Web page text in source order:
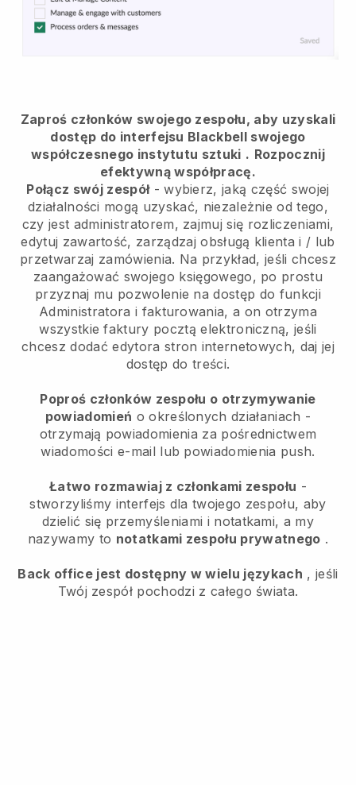
Zaproś członków swojego zespołu, aby uzyskali
dostęp do interfejsu Blackbell swojego
współczesnego instytutu sztuki . Rozpocznij
efektywną współpracę.
Połącz swój zespół- wybierz, jaką część swojej
działalności mogą uzyskać, niezależnie od tego,
czy jest administratorem, zajmuj się rozliczeniami,
edytuj zawartość, zarządzaj obsługą klienta i / lub
przetwarzaj zamówienia. Na przykład, jeśli chcesz
zaangażować swojego księgowego, po prostu
przyznaj mu pozwolenie na dostęp do funkcji
Administratora i fakturowania, a on otrzyma
wszystkie faktury pocztą elektroniczną, jeśli
chcesz dodać edytora stron internetowych, daj jej
dostęp do treści.
Poproś członków zespołu o otrzymywanie
powiadomień o określonych działaniach -
otrzymają powiadomienia za pośrednictwem
wiadomości e-mail lub powiadomienia push.
Łatwo rozmawiaj z członkami zespołu -
stworzyliśmy interfejs dla twojego zespołu, aby
dzielić się przemyśleniami i notatkami, a my
nazywamy to notatkami zespołu prywatnego .
Back office jest dostępny w wielu językach , jeśli
Twój zespół pochodzi z całego świata.